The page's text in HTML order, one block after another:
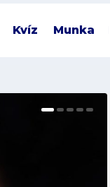
Kvíz Munka